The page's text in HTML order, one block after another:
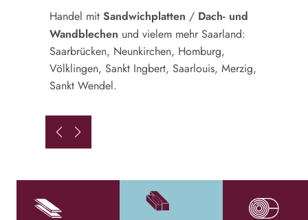
Handel mit Sandwichplatten / Dach- und
Wandblechen und vielem mehr Saarland:
Saarbrücken, Neunkirchen, Homburg,
Völklingen, Sankt Ingbert, Saarlouis, Merzig,
Sankt Wendel.